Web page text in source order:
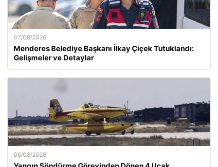
07/08/2026
Menderes Belediye Başkanı İlkay Çiçek Tutuklandı:
Gelişmeler ve Detaylar
06/08/2026